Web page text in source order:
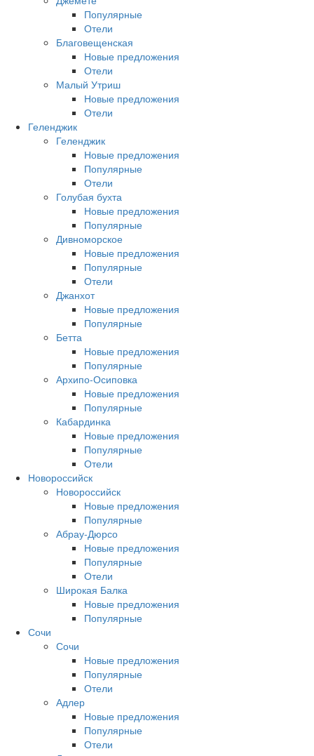
Популярные
Отели
Благовещенская
Новые предложения
Отели
Малый Утриш
Новые предложения
Отели
Геленджик
Геленджик
Новые предложения
Популярные
Отели
Голубая бухта
Новые предложения
Популярные
Дивноморское
Новые предложения
Популярные
Отели
Джанхот
Новые предложения
Популярные
Бетта
Новые предложения
Популярные
Архипо-Осиповка
Новые предложения
Популярные
Кабардинка
Новые предложения
Популярные
Отели
Новороссийск
Новороссийск
Новые предложения
Популярные
Абрау-Дюрсо
Новые предложения
Популярные
Отели
Широкая Балка
Новые предложения
Популярные
Сочи
Сочи
Новые предложения
Популярные
Отели
Адлер
Новые предложения
Популярные
Отели